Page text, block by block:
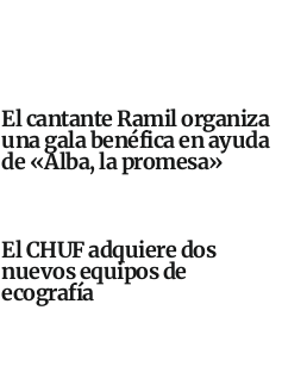
El cantante Ramil organiza
una gala benéfica en ayuda
de «Alba, la promesa»
El CHUF adquiere dos
nuevos equipos de
ecografía